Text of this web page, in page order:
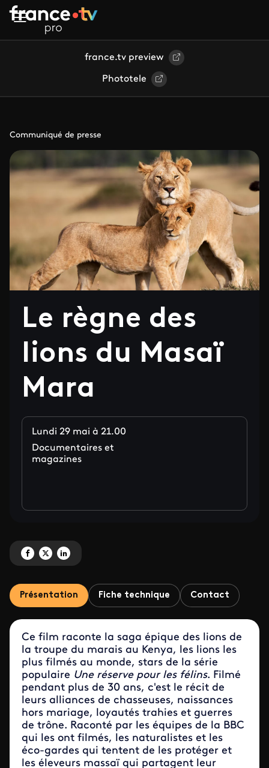
Aller au contenu principal
france.tv preview
Phototele
Communiqué de presse
Le règne des
lions du Masaï
Mara
Lundi 29 mai à 21.00
Documentaires et
magazines
Partagez 'Le règne des lions du Masaï Mara' sur Facebook
Partagez 'Le règne des lions du Masaï Mara' sur X
Partagez 'Le règne des lions du Masaï Mara' sur LinkedIn
Présentation Fiche technique Contact
Ce film raconte la saga épique des lions de
la troupe du marais au Kenya, les lions les
plus filmés au monde, stars de la série
populaire Une réserve pour les félins. Filmé
pendant plus de 30 ans, c'est le récit de
leurs alliances de chasseuses, naissances
hors mariage, loyautés trahies et guerres
de trône. Raconté par les équipes de la BBC
qui les ont filmés, les naturalistes et les
éco-gardes qui tentent de les protéger et
les éleveurs massaï qui partagent leur